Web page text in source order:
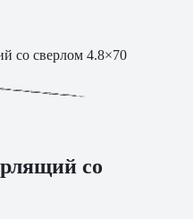
со сверлом 4.8×70
со